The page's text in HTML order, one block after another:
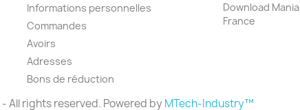
Informations personnelles
Commandes
Avoirs
Adresses
Bons de réduction
Download Mania
France
- All rights reserved. Powered byMTech-Industry™